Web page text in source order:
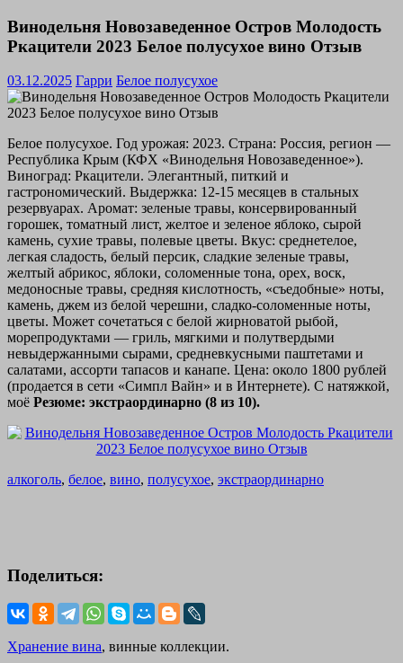
Винодельня Новозаведенное Остров Молодость
Ркацители 2023 Белое полусухое вино Отзыв
03.12.2025 Гарри Белое полусухое
Белое полусухое. Год урожая: 2023. Страна: Россия, регион —
Республика Крым (КФХ «Винодельня Новозаведенное»).
Виноград: Ркацители. Элегантный, питкий и
гастрономический. Выдержка: 12-15 месяцев в стальных
резервуарах. Аромат: зеленые травы, консервированный
горошек, томатный лист, желтое и зеленое яблоко, сырой
камень, сухие травы, полевые цветы. Вкус: среднетелое,
легкая сладость, белый персик, сладкие зеленые травы,
желтый абрикос, яблоки, соломенные тона, орех, воск,
медоносные травы, средняя кислотность, «съедобные» ноты,
камень, джем из белой черешни, сладко-соломенные ноты,
цветы. Может сочетаться с белой жирноватой рыбой,
морепродуктами — гриль, мягкими и полутвердыми
невыдержанными сырами, средневкусными паштетами и
салатами, ассорти тапасов и канапе. Цена: около 1800 рублей
(продается в сети «Симпл Вайн» и в Интернете). С натяжкой,
моё Резюме: экстраординарно (8 из 10).
алкоголь, белое, вино, полусухое, экстраординарно
Поделиться:
Хранение вина, винные коллекции.